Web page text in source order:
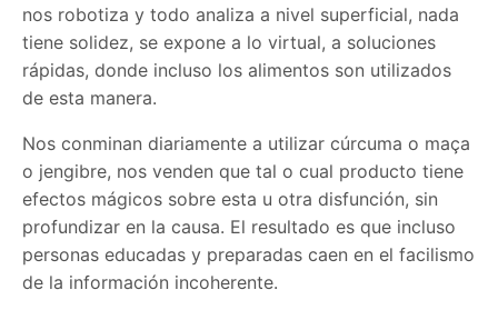
nos robotiza y todo analiza a nivel superficial, nada
tiene solidez, se expone a lo virtual, a soluciones
rápidas, donde incluso los alimentos son utilizados
de esta manera.
Nos conminan diariamente a utilizar cúrcuma o maça
o jengibre, nos venden que tal o cual producto tiene
efectos mágicos sobre esta u otra disfunción, sin
profundizar en la causa. El resultado es que incluso
personas educadas y preparadas caen en el facilismo
de la información incoherente.